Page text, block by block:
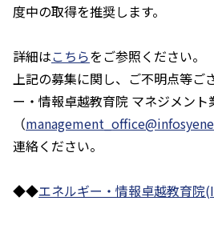
度中の取得を推奨します。
詳細はこちらをご参照ください。
上記の募集に関し、ご不明点等ご
ー・情報卓越教育院 マネジメント
（
連絡ください。
◆◆エネルギー・情報卓越教育